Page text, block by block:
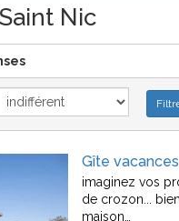
Nic
Gîte
imaginez vos
de crozon...
maison…